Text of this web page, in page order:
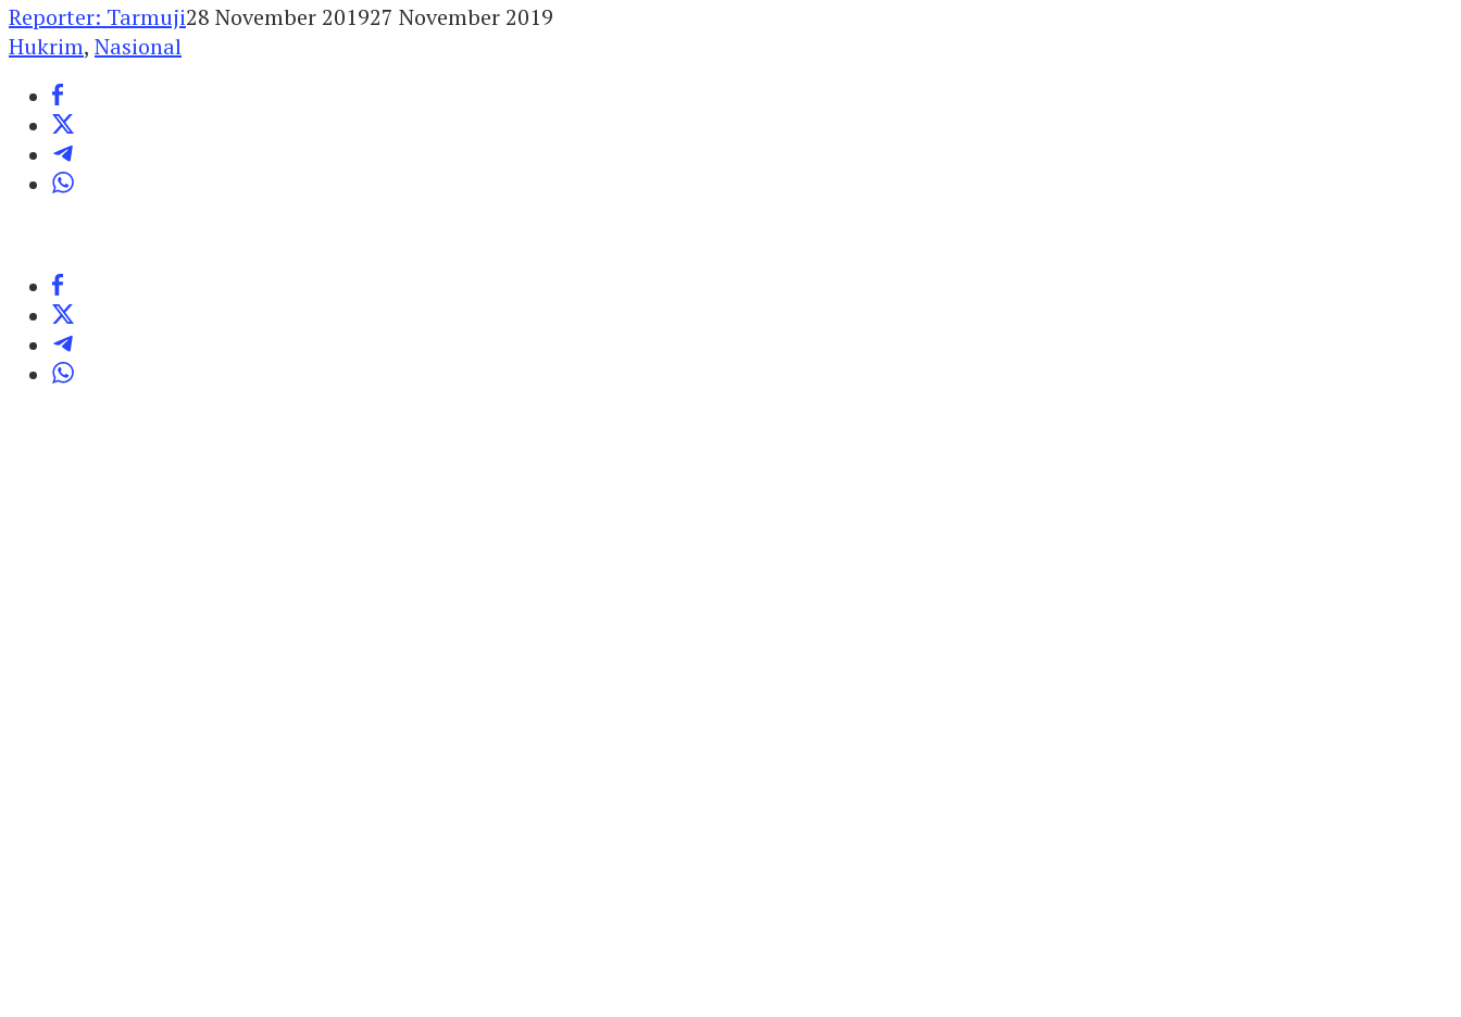
Reporter: Tarmuji28 November 201927 November 2019
Hukrim, Nasional